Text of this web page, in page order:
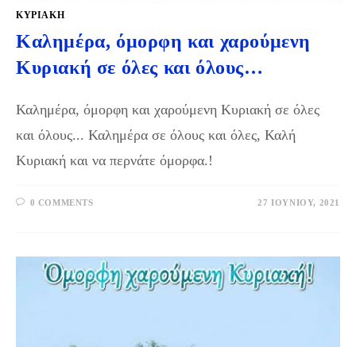
ΚΥΡΙΑΚΉ
Καλημέρα, όμορφη και χαρούμενη
Κυριακή σε όλες και όλους…
Καλημέρα, όμορφη και χαρούμενη Κυριακή σε όλες
και όλους... Καλημέρα σε όλους και όλες, Καλή
Κυριακή και να περνάτε όμορφα.!
0 COMMENTS 27 ΙΟΥΝΊΟΥ, 2021